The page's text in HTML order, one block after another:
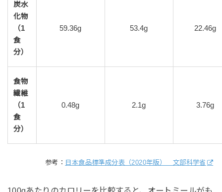
炭水
化物
（1
食
分）
59.36g 53.4g 22.46g
食物
繊維
（1
食
分）
0.48g 2.1g 3.76g
参考： 日本食品標準成分表（2020年版） 文部科学省